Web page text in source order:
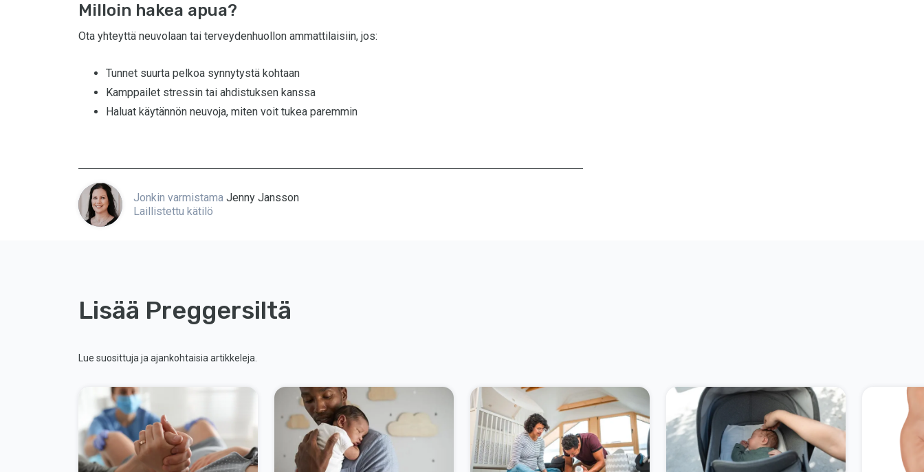
Milloin hakea apua?
Ota yhteyttä neuvolaan tai terveydenhuollon ammattilaisiin, jos:
Tunnet suurta pelkoa synnytystä kohtaan
Kamppailet stressin tai ahdistuksen kanssa
Haluat käytännön neuvoja, miten voit tukea paremmin
Jonkin varmistama Jenny Jansson
Laillistettu kätilö
Lisää Preggersiltä
Lue suosittuja ja ajankohtaisia artikkeleja.